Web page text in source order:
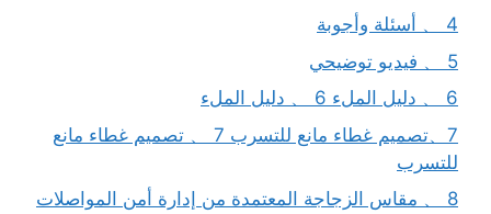
4 、 أسئلة وأجوبة
5 、 فيديو توضيحي
6 、 دليل الملء 6 、 دليل الملء
7、تصميم غطاء مانع للتسرب 7 、 تصميم غطاء مانع
للتسرب
8 、 مقاس الزجاجة المعتمدة من إدارة أمن المواصلات